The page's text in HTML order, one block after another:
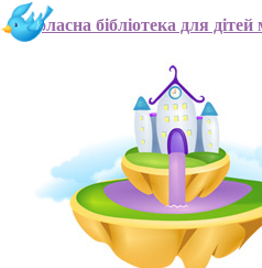
Обласна бібліотека для